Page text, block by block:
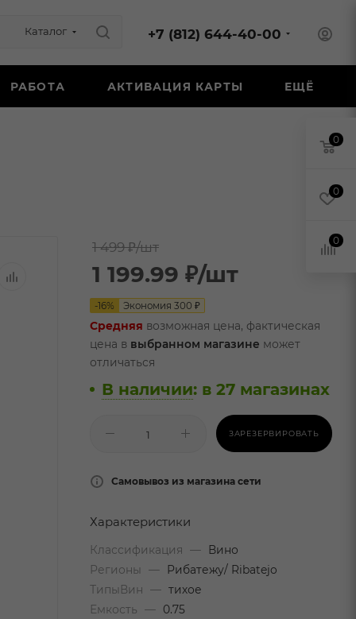
Каталог +7 (812) 644-40-00
РАБОТА АКТИВАЦИЯ КАРТЫ ЕЩЁ
1 499 ₽/шт
1 199.99 ₽/шт
-16% Экономия 300 ₽
Средняя возможная цена, фактическая
цена в выбранном магазине может
отличаться
В наличии: в 27 магазинах
ЗАРЕЗЕРВИРОВАТЬ
Самовывоз из магазина сети
Характеристики
Классификация —
Вино
Регионы
—
Рибатежу/ Ribatejo
ТипыВин
— тихое
Емкость
—
0.75
0
0
0